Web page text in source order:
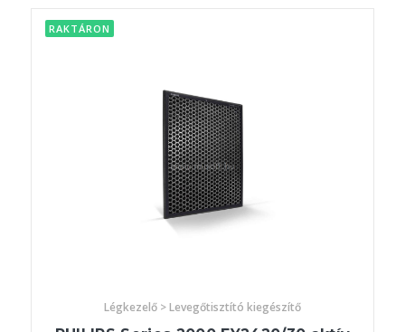
RAKTÁRON
Légkezelő > Levegőtisztító kiegészítő